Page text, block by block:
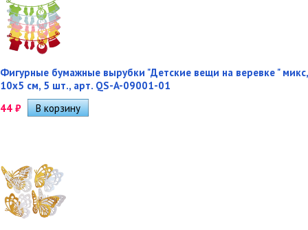
Фигурные бумажные вырубки "Детские вещи на веревке " микс,
10х5 см, 5 шт., арт. QS-A-09001-01
44 ₽